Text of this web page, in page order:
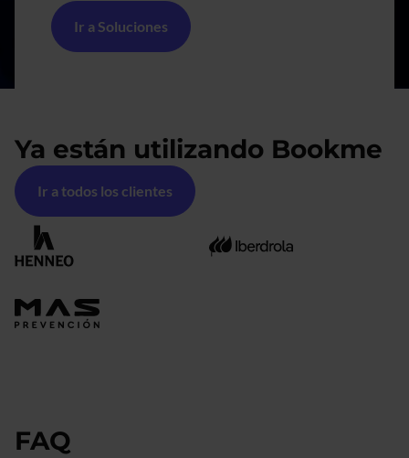
Ir a Soluciones
Ya están utilizando Bookme
Ir a todos los clientes
FAQ